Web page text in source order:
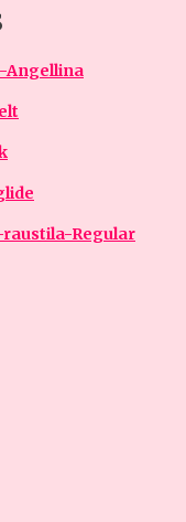
Angellina
raustila-Regular